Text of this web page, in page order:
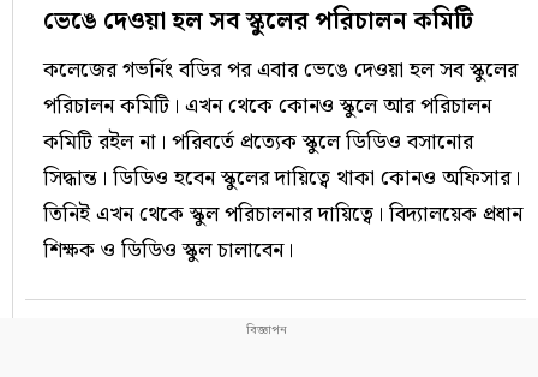
ভেঙে দেওয়া হল সব স্কুলের পরিচালন কমিটি
কলেজের গভর্নিং বডির পর এবার ভেঙে দেওয়া হল সব স্কুলের
পরিচালন কমিটি। এখন থেকে কোনও স্কুলে আর পরিচালন
কমিটি রইল না। পরিবর্তে প্রত্যেক স্কুলে ডিডিও বসানোর
সিদ্ধান্ত। ডিডিও হবেন স্কুলের দায়িত্বে থাকা কোনও অফিসার।
তিনিই এখন থেকে স্কুল পরিচালনার দায়িত্বে। বিদ‍্যালয়েক প্রধান
শিক্ষক ও ডিডিও স্কুল চালাবেন।